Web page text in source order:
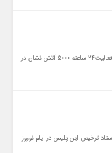
تهران رسانه | مدیر عامل سازمان آتش نشانی تهران از فعالیت۲۴ ساعته ۵۰۰۰ آتش نشان در
ترخیص این پلیس در ایام نوروز